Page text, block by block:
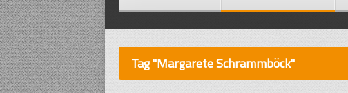
Tag "Margarete Schrammböck"